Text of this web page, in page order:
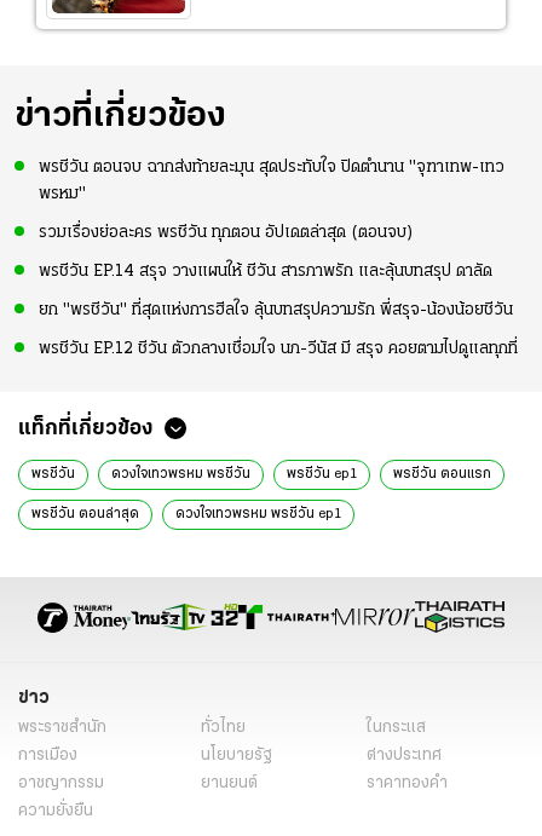
ข่าวที่เกี่ยวข้อง
พรชีวัน ตอนจบ ฉากส่งท้ายละมุน สุดประทับใจ ปิดตำนาน "จุฑาเทพ-เทว
พรหม"
รวมเรื่องย่อละคร พรชีวัน ทุกตอน อัปเดตล่าสุด (ตอนจบ)
พรชีวัน EP.14 สรุจ วางแผนให้ ชีวัน สารภาพรัก และลุ้นบทสรุป ดาลัด
ยก "พรชีวัน" ที่สุดแห่งการฮีลใจ ลุ้นบทสรุปความรัก พี่สรุจ-น้องน้อยชีวัน
พรชีวัน EP.12 ชีวัน ตัวกลางเชื่อมใจ นภ-วีนัส มี สรุจ คอยตามไปดูแลทุกที่
แท็กที่เกี่ยวข้อง
พรชีวัน ดวงใจเทวพรหม พรชีวัน พรชีวัน ep1 พรชีวัน ตอนแรก
พรชีวัน ตอนล่าสุด ดวงใจเทวพรหม พรชีวัน ep1
ดวงใจเทวพรหม ใครเล่น ภาคต่อ สุภาพบุรุษจุฑาเทพ ละครช่อง3
อุ้ม อิษยา มิ้นท์ รัญชน์รวี
เก้า นพเก้า พีพี ปุญญ์ปรีดี แบม สราลี จูเนียร์ กาจบัณฑิต
นิยาย
ข่าว
พระราชสำนัก ทั่วไทย
ในกระแส
การเมือง
นโยบายรัฐ
ต่างประเทศ
อาชญากรรม
ยานยนต์
ราคาทองคำ
ความยั่งยืน